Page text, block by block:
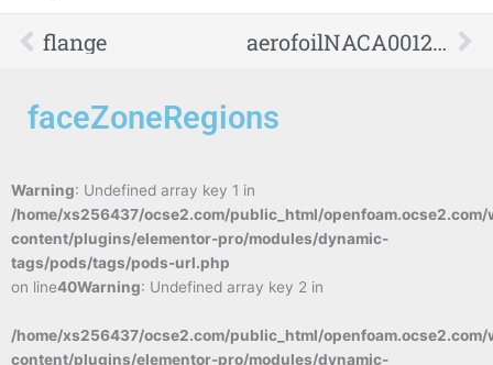
Prev
flange aerofoilNACA0012_directionalRefinement
faceZoneRegions
Warning: Undefined array key 1 in
/home/xs256437/ocse2.com/public_html/openfoam.ocse2.com/
content/plugins/elementor-pro/modules/dynamic-
tags/pods/tags/pods-url.php
on line40Warning: Undefined array key 2 in
/home/xs256437/ocse2.com/public_html/openfoam.ocse2.com/
content/plugins/elementor-pro/modules/dynamic-